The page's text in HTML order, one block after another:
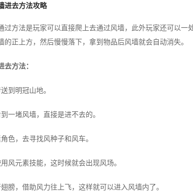
进去方法攻略
方法是玩家可以直接爬上去通过风墙，此外玩家还可以一
的正上方，然后慢慢落下，拿到物品后风墙就会自动消失。
去方法：
明冠山地。
堵风墙，直接是进不去的。
，去寻找风种子和风车。
风元素技能，这时候就会出现风场。
，借助风力往上飞，这样就可以进入风墙内了。